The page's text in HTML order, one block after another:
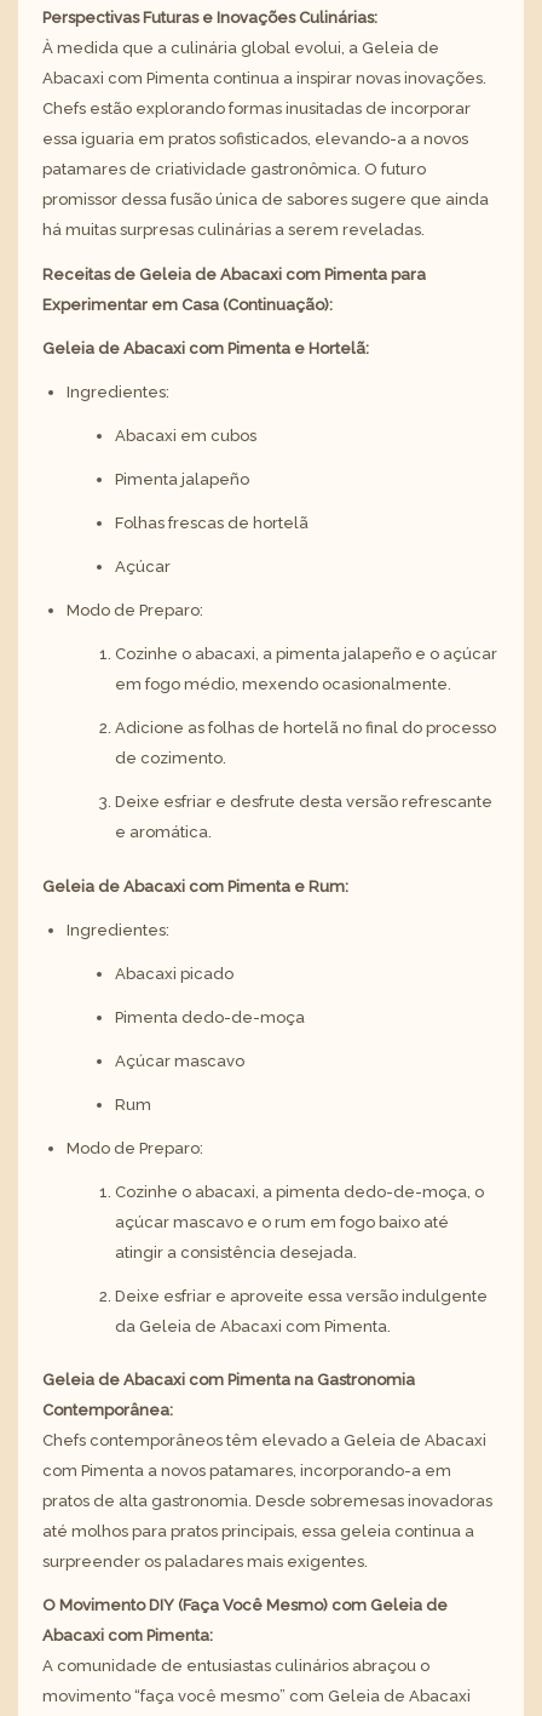
Perspectivas Futuras e Inovações Culinárias:
À medida que a culinária global evolui, a Geleia de
Abacaxi com Pimenta continua a inspirar novas inovações.
Chefs estão explorando formas inusitadas de incorporar
essa iguaria em pratos sofisticados, elevando-a a novos
patamares de criatividade gastronômica. O futuro
promissor dessa fusão única de sabores sugere que ainda
há muitas surpresas culinárias a serem reveladas.
Receitas de Geleia de Abacaxi com Pimenta para
Experimentar em Casa (Continuação):
Geleia de Abacaxi com Pimenta e Hortelã:
Ingredientes:
Abacaxi em cubos
Pimenta jalapeño
Folhas frescas de hortelã
Açúcar
Modo de Preparo:
Cozinhe o abacaxi, a pimenta jalapeño e o açúcar
em fogo médio, mexendo ocasionalmente.
Adicione as folhas de hortelã no final do processo
de cozimento.
Deixe esfriar e desfrute desta versão refrescante
e aromática.
Geleia de Abacaxi com Pimenta e Rum:
Ingredientes:
Abacaxi picado
Pimenta dedo-de-moça
Açúcar mascavo
Rum
Modo de Preparo:
Cozinhe o abacaxi, a pimenta dedo-de-moça, o
açúcar mascavo e o rum em fogo baixo até
atingir a consistência desejada.
Deixe esfriar e aproveite essa versão indulgente
da Geleia de Abacaxi com Pimenta.
Geleia de Abacaxi com Pimenta na Gastronomia
Contemporânea:
Chefs contemporâneos têm elevado a Geleia de Abacaxi
com Pimenta a novos patamares, incorporando-a em
pratos de alta gastronomia. Desde sobremesas inovadoras
até molhos para pratos principais, essa geleia continua a
surpreender os paladares mais exigentes.
O Movimento DIY (Faça Você Mesmo) com Geleia de
Abacaxi com Pimenta:
A comunidade de entusiastas culinários abraçou o
movimento “faça você mesmo” com Geleia de Abacaxi